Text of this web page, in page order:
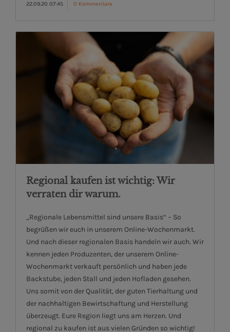
22.09.20 07:45 0 Kommentare
Regional kaufen ist wichtig: Wir
verraten dir warum.
„Regionale Lebensmittel sind unsere Basis“ – So
begrüßen wir euch in unserem Online-Wochenmarkt.
Und nach dieser regionalen Basis handeln wir auch. Wir
kennen jeden Produzenten, der unserem Online-
Wochenmarkt verkauft persönlich und haben jede
Backstube, jeden Stall und jeden Hofladen gesehen.
Uns somit von der Qualität, der guten Tierhaltung und
der nachhaltigen Bewirtschaftung und Herstellung
überzeugt. Eure Region liegt uns am Herzen. Und
regional zu kaufen ist aus vielen Gründen so wichtig!